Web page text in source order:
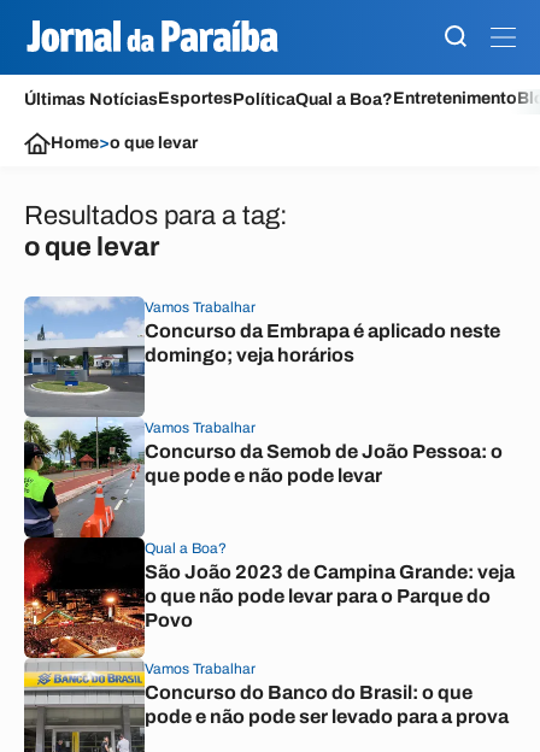
Últimas NotíciasEsportesPolíticaQual a Boa?Entretenimento
Home>o que levar
Resultados para a tag:
o que levar
Vamos Trabalhar
Concurso da Embrapa é aplicado neste
domingo; veja horários
Vamos Trabalhar
Concurso da Semob de João Pessoa: o
que pode e não pode levar
Qual a Boa?
São João 2023 de Campina Grande: veja
o que não pode levar para o Parque do
Povo
Vamos Trabalhar
Concurso do Banco do Brasil: o que
pode e não pode ser levado para a prova